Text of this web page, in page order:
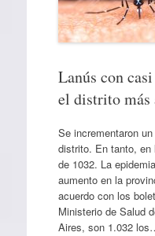
Lanús con
el distrito más
Se incrementaron
distrito. En tanto, en
de 1032. La
aumento en la
acuerdo con los
Ministerio de Salud
Aires, son 1.032